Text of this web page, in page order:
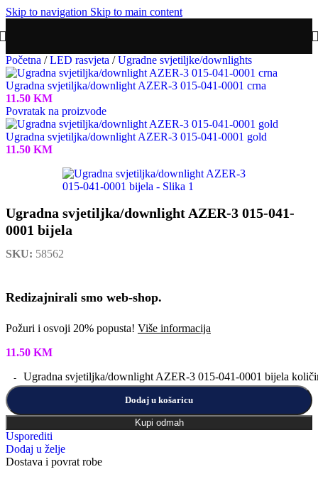
Skip to navigation Skip to main content
Početna / LED rasvjeta / Ugradne svjetiljke/downlights
Ugradna svjetiljka/downlight AZER-3 015-041-0001 crna
11.50 KM
Povratak na proizvode
Ugradna svjetiljka/downlight AZER-3 015-041-0001 gold
11.50 KM
Ugradna svjetiljka/downlight AZER-3 015-041-
0001 bijela
SKU: 58562
Redizajnirali smo web-shop.
Požuri i osvoji 20% popusta! Više informacija
11.50 KM
Ugradna svjetiljka/downlight AZER-3 015-041-0001 bijela
Dodaj u košaricu
Kupi odmah
Usporediti
Dodaj u želje
Dostava i povrat robe